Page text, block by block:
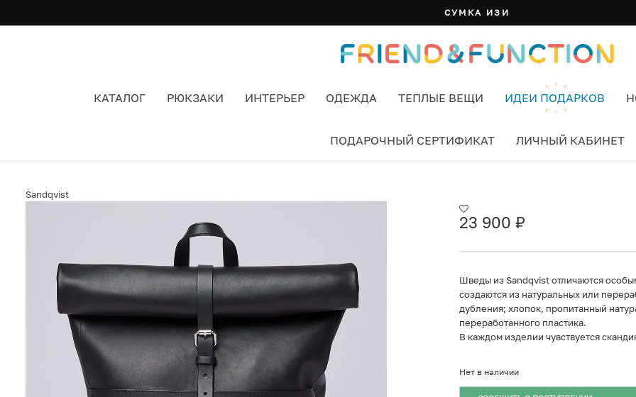
СУМКА ИЗИ
КАТАЛОГ РЮКЗАКИ ИНТЕРЬЕР ОДЕЖДА ТЕПЛЫЕ ВЕЩИ ИДЕИ ПОДАРКОВ
ПОДАРОЧНЫЙ СЕРТИФИКАТ ЛИЧНЫЙ КАБИНЕТ
Sandqvist
23 900 ₽
Шведы из Sandqvist отличаются
создаются из натуральных или
дубления; хлопок, пропитанный
переработанного пластика.
В каждом изделии чувствуется
Нет в наличии